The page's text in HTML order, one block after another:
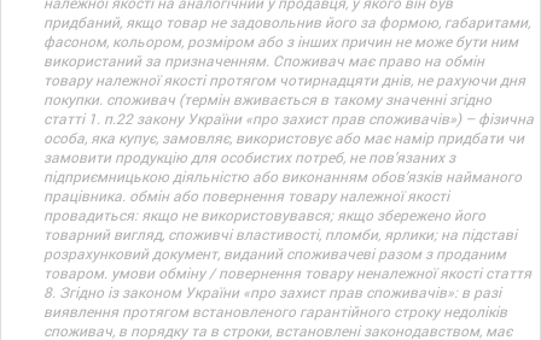
придбаний, якщо товар не задовольнив його за формою, габаритами,
фасоном, кольором, розміром або з інших причин не може бути ним
використаний за призначенням. Споживач має право на обмін
товару належної якості протягом чотирнадцяти днів, не рахуючи дня
покупки. споживач (термін вживається в такому значенні згідно
статті 1. п.22 закону України «про захист прав споживачів») – фізична
особа, яка купує, замовляє, використовує або має намір придбати чи
замовити продукцію для особистих потреб, не пов’язаних з
підприємницькою діяльністю або виконанням обов’язків найманого
працівника. обмін або повернення товару належної якості
провадиться: якщо не використовувався; якщо збережено його
товарний вигляд, споживчі властивості, пломби, ярлики; на підставі
розрахунковий документ, виданий споживачеві разом з проданим
товаром. умови обміну / повернення товару неналежної якості стаття
8. Згідно із законом України «про захист прав споживачів»: в разі
виявлення протягом встановленого гарантійного строку недоліків
споживач, в порядку та в строки, встановлені законодавством, має